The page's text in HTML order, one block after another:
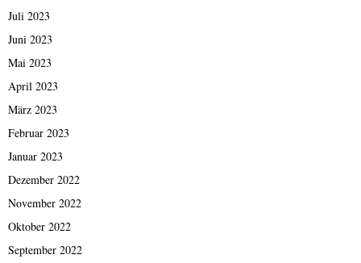
Juli 2023
Juni 2023
Mai 2023
April 2023
März 2023
Februar 2023
Januar 2023
Dezember 2022
November 2022
Oktober 2022
September 2022